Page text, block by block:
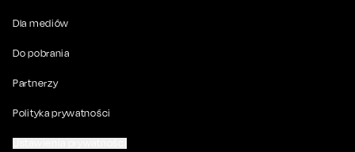
Dla mediów
Do pobrania
Partnerzy
Polityka prywatności